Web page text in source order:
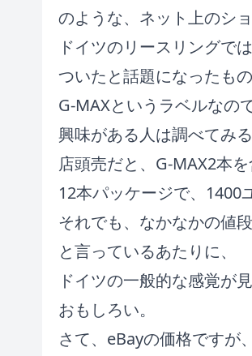
のような、ネット上のシ
ドイツのリースリングで
ついたと話題になったもの
G-MAXというラベルなので
興味がある人は調べてみ
店頭売だと、G-MAX2本
12本パッケージで、1400
それでも、なかなかの値段
と言っているあたりに、
ドイツの一般的な感覚が見
おもしろい。
さて、eBayの価格ですが、